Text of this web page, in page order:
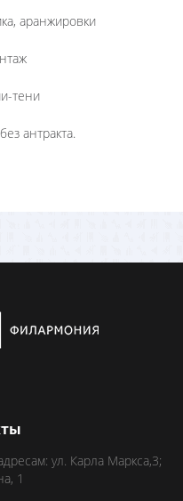
аранжировки
тени
антракта.
ул. Карла Маркса,3;
1